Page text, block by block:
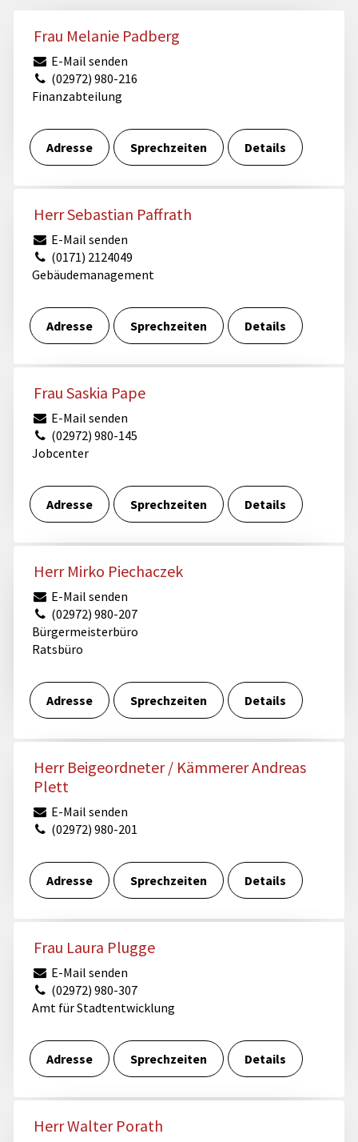
Frau Melanie Padberg
E-Mail senden
(02972) 980-216
Finanzabteilung
Adresse Sprechzeiten Details
Herr Sebastian Paffrath
E-Mail senden
(0171) 2124049
Gebäudemanagement
Adresse Sprechzeiten Details
Frau Saskia Pape
E-Mail senden
(02972) 980-145
Jobcenter
Adresse Sprechzeiten Details
Herr Mirko Piechaczek
E-Mail senden
(02972) 980-207
Bürgermeisterbüro
Ratsbüro
Adresse Sprechzeiten Details
Herr Beigeordneter / Kämmerer Andreas
Plett
E-Mail senden
(02972) 980-201
Adresse Sprechzeiten Details
Frau Laura Plugge
E-Mail senden
(02972) 980-307
Amt für Stadtentwicklung
Adresse Sprechzeiten Details
Herr Walter Porath